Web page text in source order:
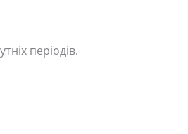
періодів.